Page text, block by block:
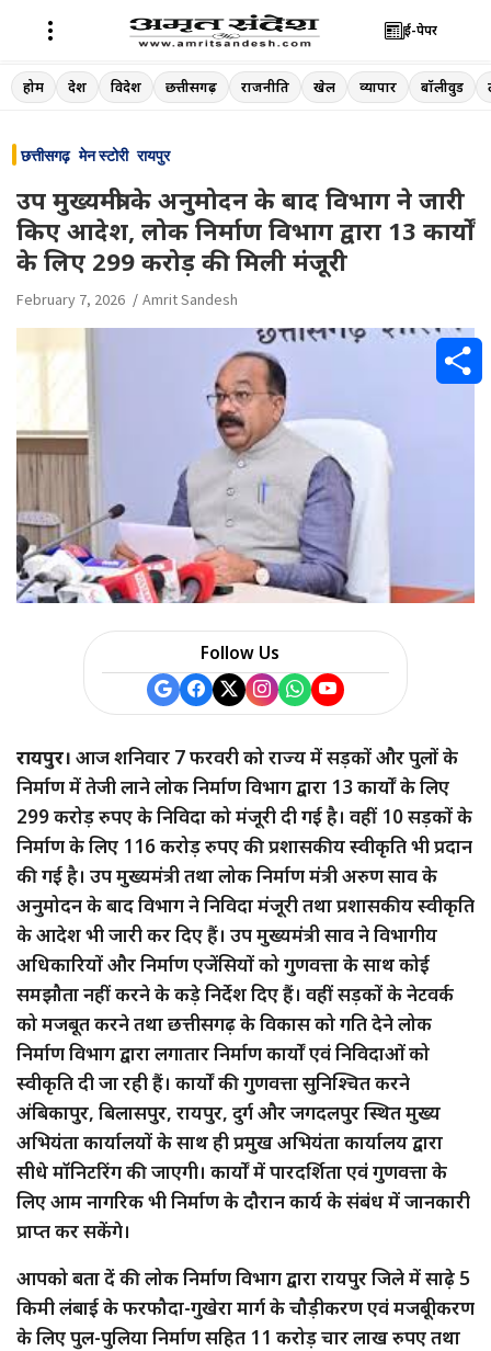
Skip
to
ई-पेपर
होम देश विदेश छत्तीसगढ़ राजनीति खेल व्यापार बॉलीवुड
छत्तीसगढ़ मेन स्टोरी रायपुर
उप मुख्यमंत्री के अनुमोदन के बाद विभाग ने जारी
किए आदेश, लोक निर्माण विभाग द्वारा 13 कार्यों
के लिए 299 करोड़ की मिली मंजूरी
February 7, 2026 Amrit Sandesh
Follow Us
रायपुर। आज शनिवार 7 फरवरी को राज्य में सड़कों और पुलों के
निर्माण में तेजी लाने लोक निर्माण विभाग द्वारा 13 कार्यों के लिए
299 करोड़ रुपए के निविदा को मंजूरी दी गई है। वहीं 10 सड़कों के
निर्माण के लिए 116 करोड़ रुपए की प्रशासकीय स्वीकृति भी प्रदान
की गई है। उप मुख्यमंत्री तथा लोक निर्माण मंत्री अरुण साव के
अनुमोदन के बाद विभाग ने निविदा मंजूरी तथा प्रशासकीय स्वीकृति
के आदेश भी जारी कर दिए हैं। उप मुख्यमंत्री साव ने विभागीय
अधिकारियों और निर्माण एजेंसियों को गुणवत्ता के साथ कोई
समझौता नहीं करने के कड़े निर्देश दिए हैं। वहीं सड़कों के नेटवर्क
को मजबूत करने तथा छत्तीसगढ़ के विकास को गति देने लोक
निर्माण विभाग द्वारा लगातार निर्माण कार्यों एवं निविदाओं को
स्वीकृति दी जा रही हैं। कार्यों की गुणवत्ता सुनिश्चित करने
अंबिकापुर, बिलासपुर, रायपुर, दुर्ग और जगदलपुर स्थित मुख्य
अभियंता कार्यालयों के साथ ही प्रमुख अभियंता कार्यालय द्वारा
सीधे मॉनिटरिंग की जाएगी। कार्यों में पारदर्शिता एवं गुणवत्ता के
लिए आम नागरिक भी निर्माण के दौरान कार्य के संबंध में जानकारी
प्राप्त कर सकेंगे।
आपको बता दें की लोक निर्माण विभाग द्वारा रायपुर जिले में साढ़े 5
किमी लंबाई के फरफौदा-गुखेरा मार्ग के चौड़ीकरण एवं मजबूीकरण
के लिए पुल-पुलिया निर्माण सहित 11 करोड़ चार लाख रुपए तथा
e